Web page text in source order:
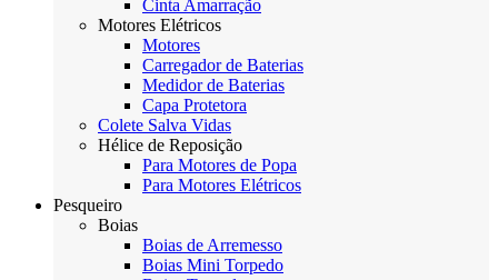
Cinta Amarração
Motores Elétricos
Motores
Carregador de Baterias
Medidor de Baterias
Capa Protetora
Colete Salva Vidas
Hélice de Reposição
Para Motores de Popa
Para Motores Elétricos
Pesqueiro
Boias
Boias de Arremesso
Boias Mini Torpedo